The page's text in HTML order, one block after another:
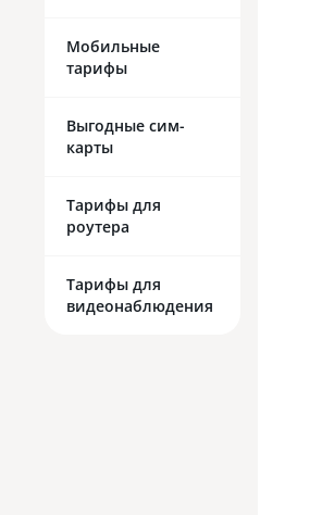
Мобильные
тарифы
Выгодные сим-
карты
Тарифы для
роутера
Тарифы для
видеонаблюдения